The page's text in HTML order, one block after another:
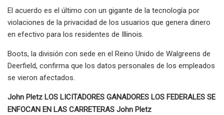
El acuerdo es el último con un gigante de la tecnología por
violaciones de la privacidad de los usuarios que genera dinero
en efectivo para los residentes de Illinois.
Boots, la división con sede en el Reino Unido de Walgreens de
Deerfield, confirma que los datos personales de los empleados
se vieron afectados.
John Pletz LOS LICITADORES GANADORES LOS FEDERALES SE
ENFOCAN EN LAS CARRETERAS John Pletz